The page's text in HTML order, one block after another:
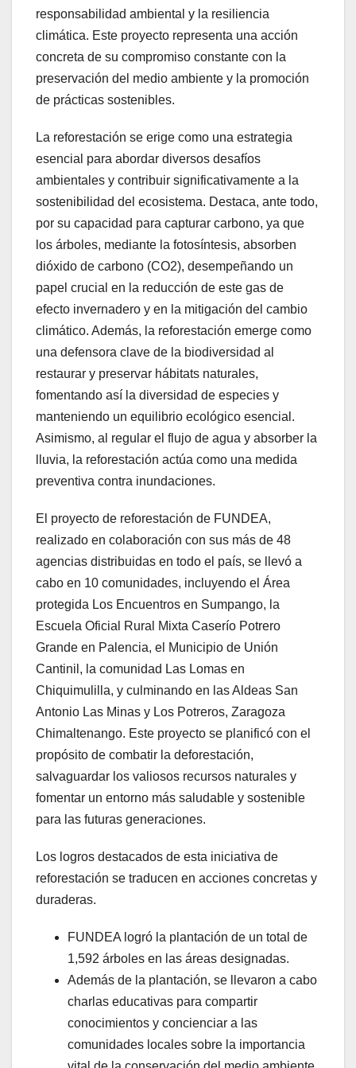
responsabilidad ambiental y la resiliencia
climática. Este proyecto representa una acción
concreta de su compromiso constante con la
preservación del medio ambiente y la promoción
de prácticas sostenibles.
La reforestación se erige como una estrategia
esencial para abordar diversos desafíos
ambientales y contribuir significativamente a la
sostenibilidad del ecosistema. Destaca, ante todo,
por su capacidad para capturar carbono, ya que
los árboles, mediante la fotosíntesis, absorben
dióxido de carbono (CO2), desempeñando un
papel crucial en la reducción de este gas de
efecto invernadero y en la mitigación del cambio
climático. Además, la reforestación emerge como
una defensora clave de la biodiversidad al
restaurar y preservar hábitats naturales,
fomentando así la diversidad de especies y
manteniendo un equilibrio ecológico esencial.
Asimismo, al regular el flujo de agua y absorber la
lluvia, la reforestación actúa como una medida
preventiva contra inundaciones.
El proyecto de reforestación de FUNDEA,
realizado en colaboración con sus más de 48
agencias distribuidas en todo el país, se llevó a
cabo en 10 comunidades, incluyendo el Área
protegida Los Encuentros en Sumpango, la
Escuela Oficial Rural Mixta Caserío Potrero
Grande en Palencia, el Municipio de Unión
Cantinil, la comunidad Las Lomas en
Chiquimulilla, y culminando en las Aldeas San
Antonio Las Minas y Los Potreros, Zaragoza
Chimaltenango. Este proyecto se planificó con el
propósito de combatir la deforestación,
salvaguardar los valiosos recursos naturales y
fomentar un entorno más saludable y sostenible
para las futuras generaciones.
Los logros destacados de esta iniciativa de
reforestación se traducen en acciones concretas y
duraderas.
FUNDEA logró la plantación de un total de
1,592 árboles en las áreas designadas.
Además de la plantación, se llevaron a cabo
charlas educativas para compartir
conocimientos y concienciar a las
comunidades locales sobre la importancia